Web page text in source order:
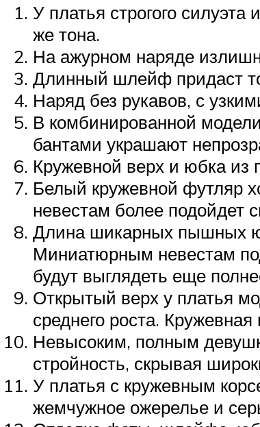
У платья строгого
же тона.
На ажурном наряде
Длинный шлейф придаст
Наряд без рукавов, с
В комбинированной
бантами украшают
Кружевной верх и юбка из
Белый кружевной футляр
невестам более подойдет
Длина шикарных пышных
Миниатюрным невестам
будут выглядеть еще
Открытый верх у платья
среднего роста.
Невысоким, полным
стройность, скрывая
У платья с кружевным
жемчужное ожерелье и